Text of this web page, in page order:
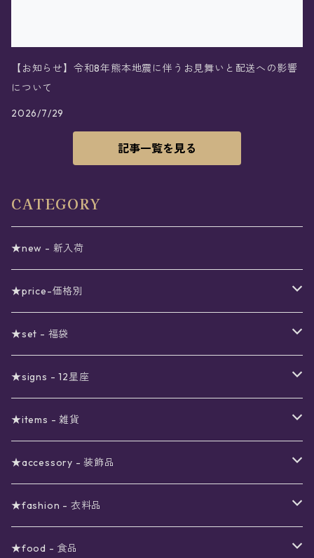
【お知らせ】令和8年熊本地震に伴うお見舞いと配送への影響
について
2026/7/29
記事一覧を見る
CATEGORY
★new - 新入荷
★price-価格別
セール
真夜中のSALE
予約限定SALE
〜1000円
〜2000円
〜3000円
〜4000円
〜5000円
★set - 福袋
12星座福袋
星の市福袋
★signs - 12星座
12星座ギフトセット
★items - 雑貨
ステーショナリー
ギフトボックス
ノート
メイクアップ
ネイルカラー
ポーチ
★accessory - 装飾品
ピアス
星
イヤリング
★fashion - 衣料品
ワンピース
★food - 食品